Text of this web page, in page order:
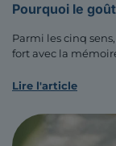
Pourquoi le
Parmi les cinq
fort avec la
Lire l'article